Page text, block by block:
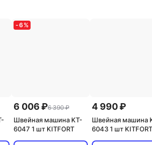
-6 %
6 006 ₽6 390 ₽
Швейная машина KT-
6047 1 шт KITFORT
4 990 ₽
Швейная машина
6043 1 шт KITFORT